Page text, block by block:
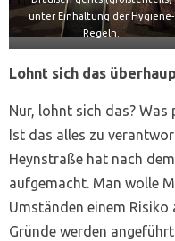
unter Einhaltung der Hygiene-
Regeln.
Lohnt sich das
Nur, lohnt sich das?
Ist das alles zu
Heynstraße hat nach
aufgemacht. Man wolle
Umständen einem Risiko
Gründe werden